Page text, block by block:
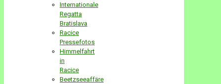
Internationale
Regatta
Bratislava
Racice
Pressefotos
Himmelfahrt
in
Racice
Beetzseeaffäre